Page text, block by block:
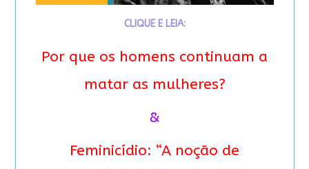
CLIQUE E LEIA:
Por que os homens continuam a
matar as mulheres?
&
Feminicídio: “A noção de